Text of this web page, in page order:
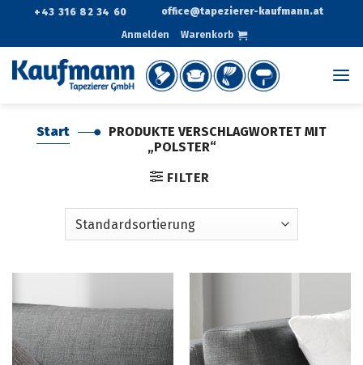
springen
+43 316 82 34 60 office@tapezierer-kaufmann.at
Anmelden Warenkorb
Start
PRODUKTE VERSCHLAGWORTET MIT
„POLSTER“
FILTER